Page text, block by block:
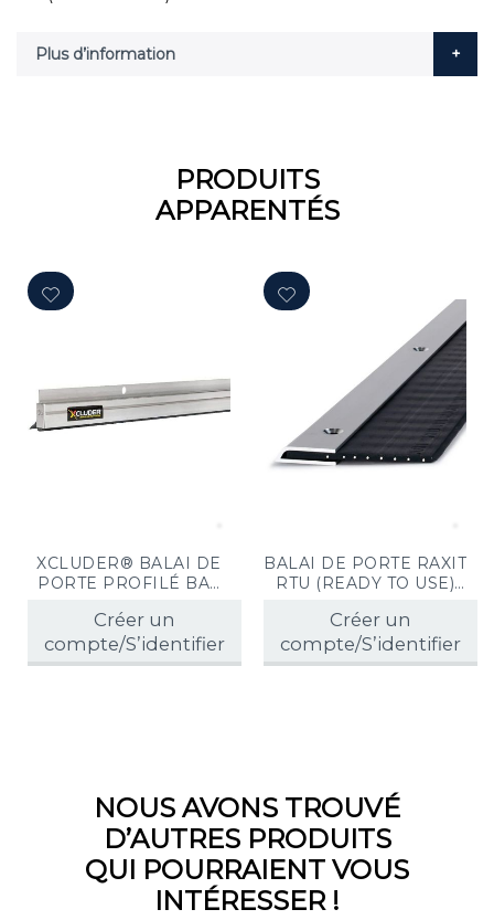
Plus d’information
PRODUITS
APPARENTÉS
XCLUDER® BALAI DE
PORTE PROFILÉ BAS
Créer un
compte/S’identifier
BALAI DE PORTE RAXIT
RTU (READY TO USE)
Créer un
compte/S’identifier
NOUS AVONS TROUVÉ
D’AUTRES PRODUITS
QUI POURRAIENT VOUS
INTÉRESSER !